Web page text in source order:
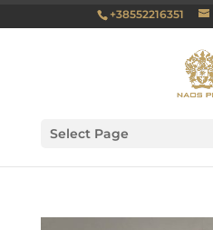
+38552216351
Select Page